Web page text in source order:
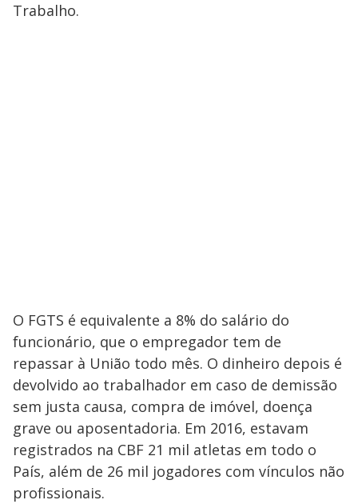
Trabalho.
O FGTS é equivalente a 8% do salário do
funcionário, que o empregador tem de
repassar à União todo mês. O dinheiro depois é
devolvido ao trabalhador em caso de demissão
sem justa causa, compra de imóvel, doença
grave ou aposentadoria. Em 2016, estavam
registrados na CBF 21 mil atletas em todo o
País, além de 26 mil jogadores com vínculos não
profissionais.